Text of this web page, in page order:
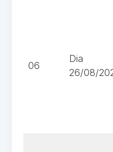
06
Dia
26/08/